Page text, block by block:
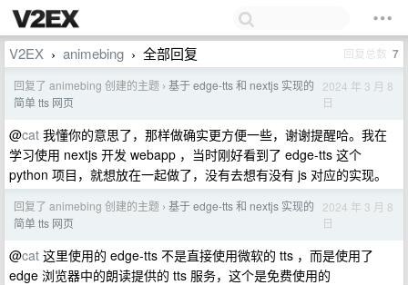
V2EX › animebing › 全部回复 回复总数 7
回复了 animebing 创建的主题 › 基于 edge-tts 和 nextjs 实现的
简单 tts 网页
2024 年 3 月 8
日
@cat 我懂你的意思了，那样做确实更方便一些，谢谢提醒哈。我在
学习使用 nextjs 开发 webapp ，当时刚好看到了 edge-tts 这个
python 项目，就想放在一起做了，没有去想有没有 js 对应的实现。
回复了 animebing 创建的主题 › 基于 edge-tts 和 nextjs 实现的
简单 tts 网页
2024 年 3 月 8
日
@cat 这里使用的 edge-tts 不是直接使用微软的 tts ，而是使用了
edge 浏览器中的朗读提供的 tts 服务，这个是免费使用的